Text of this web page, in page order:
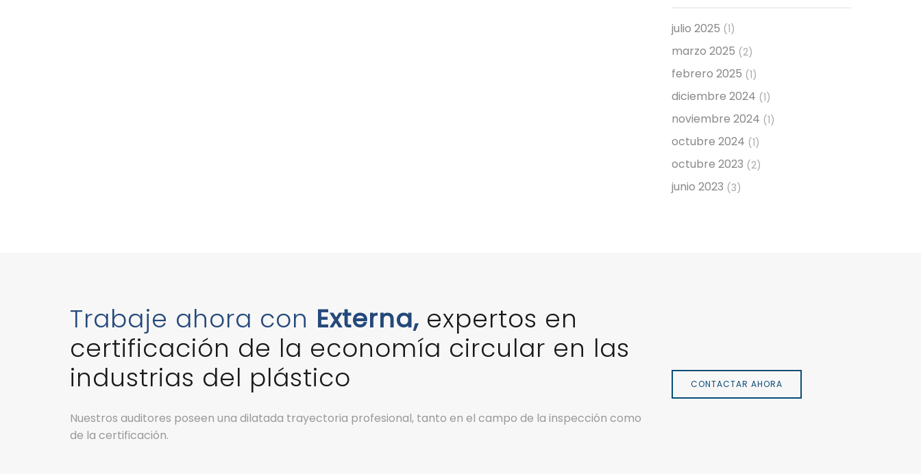
julio 2025 (1)
marzo 2025 (2)
febrero 2025 (1)
diciembre 2024 (1)
noviembre 2024 (1)
octubre 2024 (1)
octubre 2023 (2)
junio 2023 (3)
Trabaje ahora con Externa, expertos en
certificación de la economía circular en las
industrias del plástico
Nuestros auditores poseen una dilatada trayectoria profesional, tanto en el campo de la inspección como
de la certificación.
CONTACTAR AHORA